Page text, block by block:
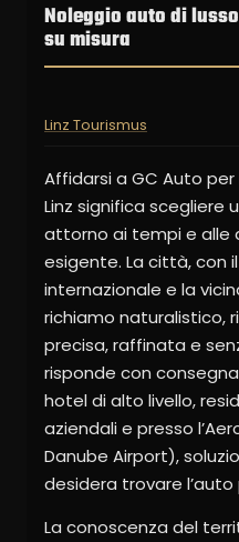
Noleggio auto di
su misura
Linz Tourismus
Affidarsi a GC Auto
Linz significa scegliere
attorno ai tempi e alle
esigente. La città, con
internazionale e la
richiamo naturalistico,
precisa, raffinata e
risponde con
hotel di alto livello,
aziendali e presso
Danube Airport),
desidera trovare l’auto
La conoscenza del